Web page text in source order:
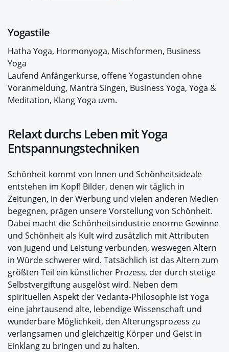
Yogastile
Hatha Yoga, Hormonyoga, Mischformen, Business
Yoga
Laufend Anfängerkurse, offene Yogastunden ohne
Voranmeldung, Mantra Singen, Business Yoga, Yoga &
Meditation, Klang Yoga uvm.
Relaxt durchs Leben mit Yoga
Entspannungstechniken
Schönheit kommt von Innen und Schönheitsideale
entstehen im Kopf! Bilder, denen wir täglich in
Zeitungen, in der Werbung und vielen anderen Medien
begegnen, prägen unsere Vorstellung von Schönheit.
Dabei macht die Schönheitsindustrie enorme Gewinne
und Schönheit als Kult wird zusätzlich mit Attributen
von Jugend und Leistung verbunden, weswegen Altern
in Würde schwerer wird. Tatsächlich ist das Altern zum
größten Teil ein künstlicher Prozess, der durch stetige
Selbstvergiftung ausgelöst wird. Neben dem
spirituellen Aspekt der Vedanta-Philosophie ist Yoga
eine jahrtausend alte, lebendige Wissenschaft und
wunderbare Möglichkeit, den Alterungsprozess zu
verlangsamen und gleichzeitig Körper und Geist in
Einklang zu bringen und zu halten.